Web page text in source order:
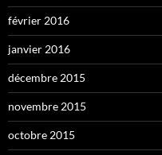
février 2016
janvier 2016
décembre 2015
novembre 2015
octobre 2015